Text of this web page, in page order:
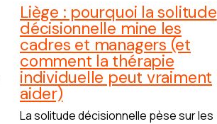
Liège : pourquoi la solitude
décisionnelle mine les
cadres et managers (et
comment la thérapie
individuelle peut vraiment
aider)
La solitude décisionnelle pèse sur les